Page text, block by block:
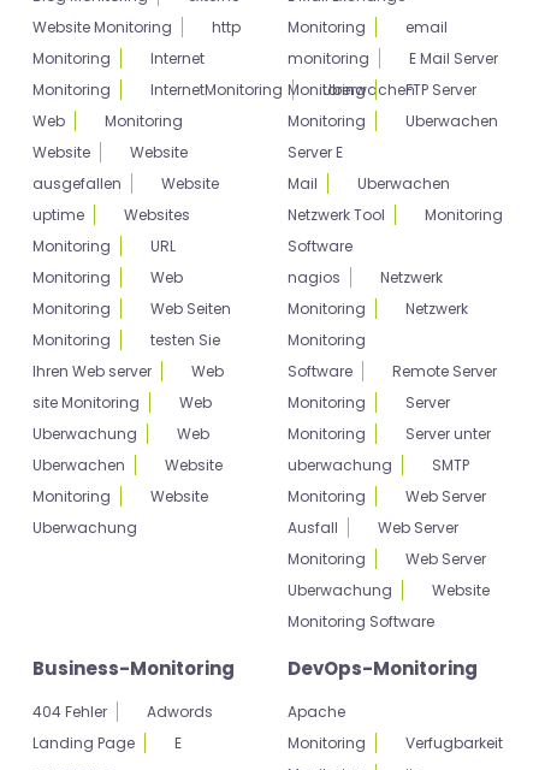
Website Monitoring
http
Monitoring
Internet
Monitoring
InternetMonitoring
Uberwachen
Web
Monitoring
Website
Website
ausgefallen
Website
uptime
Websites
Monitoring
URL
Monitoring
Web
Monitoring
Web Seiten
Monitoring
testen Sie
Ihren Web server
Web
site Monitoring
Web
Uberwachung
Web
Uberwachen
Website
Monitoring
Website
Uberwachung
Monitoring
email
monitoring
E Mail Server
Monitoring
FTP Server
Monitoring
Uberwachen
Server E
Mail
Uberwachen
Netzwerk Tool
Monitoring
Software
nagios
Netzwerk
Monitoring
Netzwerk
Monitoring
Software
Remote Server
Monitoring
Server
Monitoring
Server unter
uberwachung
SMTP
Monitoring
Web Server
Ausfall
Web Server
Monitoring
Web Server
Uberwachung
Website
Monitoring Software
Business-Monitoring
404 Fehler
Adwords
Landing Page
E
DevOps-Monitoring
Apache
Monitoring
Verfugbarkeit